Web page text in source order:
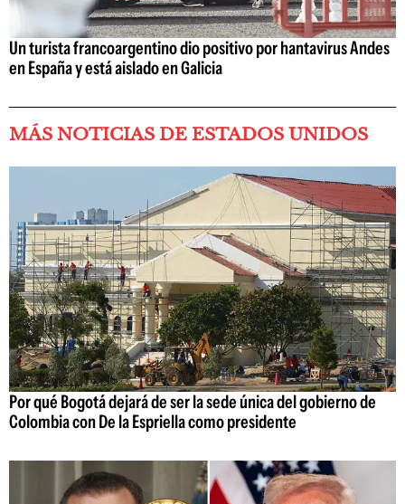
Un turista francoargentino dio positivo por hantavirus Andes
en España y está aislado en Galicia
MÁS NOTICIAS DE ESTADOS UNIDOS
Por qué Bogotá dejará de ser la sede única del gobierno de
Colombia con De la Espriella como presidente